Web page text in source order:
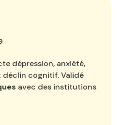
dépression, anxiété,
déclin cognitif. Validé
avec des institutions